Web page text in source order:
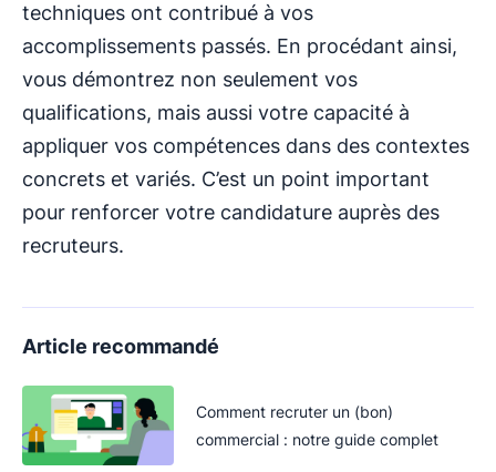
techniques ont contribué à vos
accomplissements passés. En procédant ainsi,
vous démontrez non seulement vos
qualifications, mais aussi votre capacité à
appliquer vos compétences dans des contextes
concrets et variés. C’est un point important
pour renforcer votre candidature auprès des
recruteurs.
Article recommandé
Comment recruter un (bon)
commercial : notre guide complet